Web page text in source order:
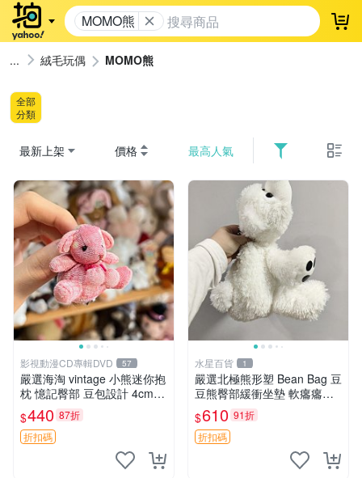
MOMO熊 登
絨毛玩偶 MOMO熊
全部
分類
最新上架 價格 最高人氣
影視動漫CD專輯DVD 57
嚴選海淘 vintage 小熊迷你抱
枕 憶記臀部 豆包設計 4cm
高 推薦收藏 迷你豆包小熊、
高臀部、豆袋抱枕
$440 87折
折扣碼
水星百貨 1
嚴選北極熊形塑 Bean Bag 豆
豆熊臀部緩衝坐墊 軟癟癟舒
壓設計 保暖又實用 適合久坐
放松 推薦居家使用 RUSS系
列 豆豆熊屁屁坐墊 3D顆粒結
$610 91折
折扣碼